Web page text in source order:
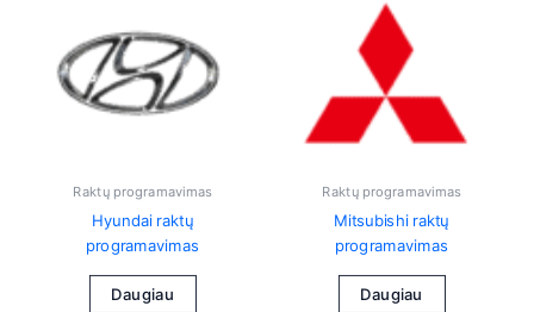
Raktų programavimas
Hyundai raktų
programavimas
Daugiau
Raktų programavimas
Mitsubishi raktų
programavimas
Daugiau